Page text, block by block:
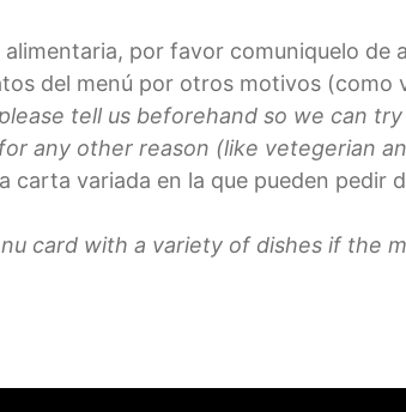
por favor comuniquelo de
del menú por otros motivos (como
tell us beforehand so we can
any other reason (like vetegerian
carta variada en la que pueden pedir
card with a variety of dishes if the